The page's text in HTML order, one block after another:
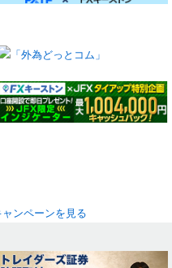
ンペーンを見る